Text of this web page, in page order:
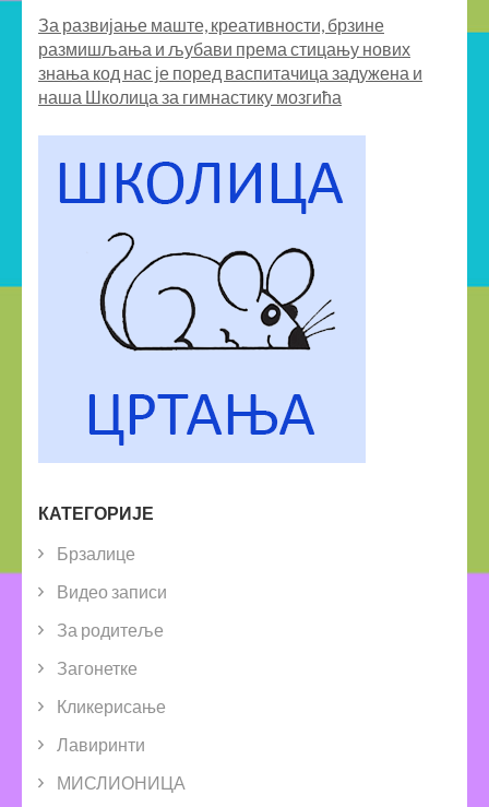
За развијање маште, креативности, брзине
размишљања и љубави према стицању нових
знања код нас је поред васпитачица задужена и
наша Школица за гимнастику мозгића
КАТЕГОРИЈЕ
Брзалице
Видео записи
За родитеље
Загонетке
Кликерисање
Лавиринти
МИСЛИОНИЦА